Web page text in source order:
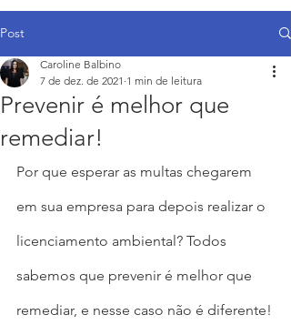
Post
Prevenir é melhor que
remediar!
Caroline Balbino
7 de dez. de 2021 1 min de leitura
Por que esperar as multas chegarem
em sua empresa para depois realizar o
licenciamento ambiental? Todos
sabemos que prevenir é melhor que
remediar, e nesse caso não é diferente!